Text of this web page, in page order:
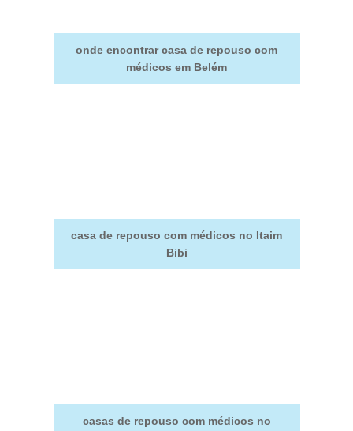
onde encontrar casa de repouso com
médicos em Belém
casa de repouso com médicos no Itaim
Bibi
casas de repouso com médicos no